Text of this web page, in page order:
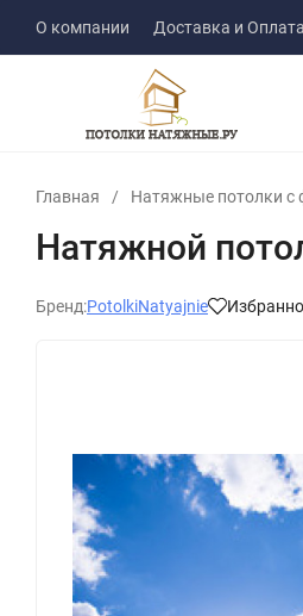
О компании Доставка и Оплата
Главная / Натяжные потолки с
Натяжной
Бренд:PotolkiNatyajnie